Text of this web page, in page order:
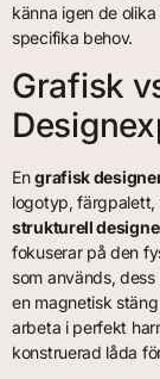
känna igen de
specifika behov.
Grafisk
Engrafisk
logotyp, färgpalett,
strukturell
fokuserar på den
som används,
en magnetisk
arbeta i perfekt
konstruerad låda